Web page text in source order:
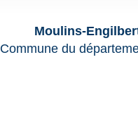
Moulins-
Commune du